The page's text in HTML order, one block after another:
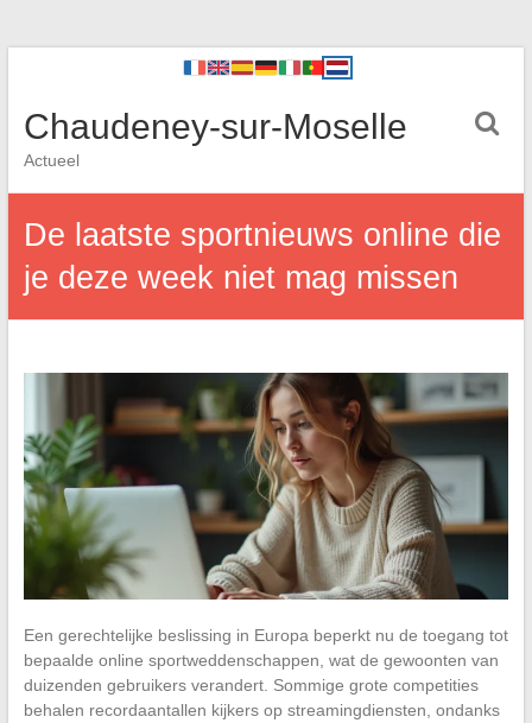
Chaudeney-sur-Moselle
Actueel
De laatste sportnieuws online die
je deze week niet mag missen
Een gerechtelijke beslissing in Europa beperkt nu de toegang tot
bepaalde online sportweddenschappen, wat de gewoonten van
duizenden gebruikers verandert. Sommige grote competities
behalen recordaantallen kijkers op streamingdiensten, ondanks